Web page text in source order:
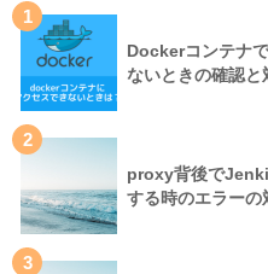
1
Dockerコンテナ
ないときの確認と
2
proxy背後で
する時のエラー
3